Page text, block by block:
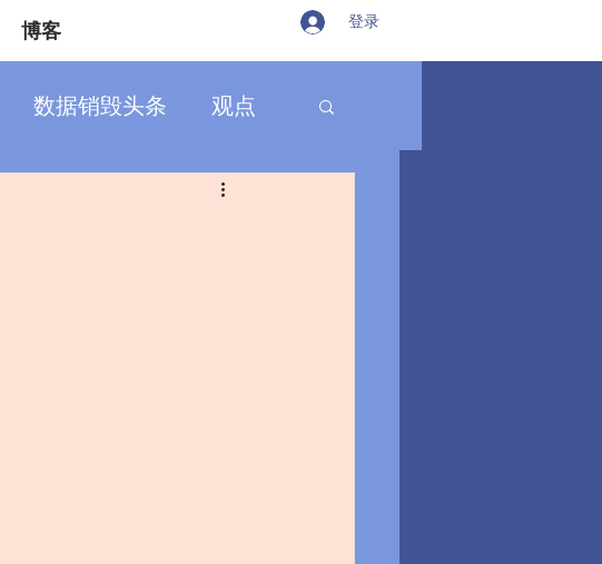
博客 登录
数据销毁头条 观点